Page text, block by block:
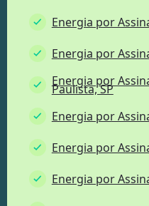
Energia por
Energia por
Energia por
Paulista, SP
Energia por
Energia por
Energia por